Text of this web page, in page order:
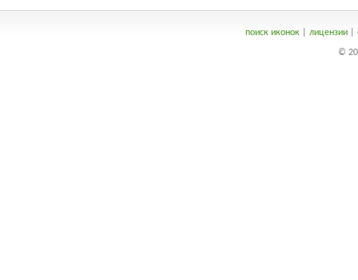
поиск иконок| лицензии|
©